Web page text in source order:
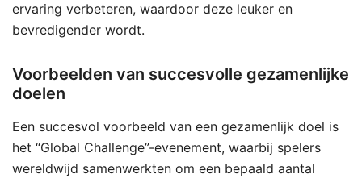
ervaring verbeteren, waardoor deze leuker en
bevredigender wordt.
Voorbeelden van succesvolle gezamenlijke
doelen
Een succesvol voorbeeld van een gezamenlijk doel is
het “Global Challenge”-evenement, waarbij spelers
wereldwijd samenwerkten om een bepaald aantal